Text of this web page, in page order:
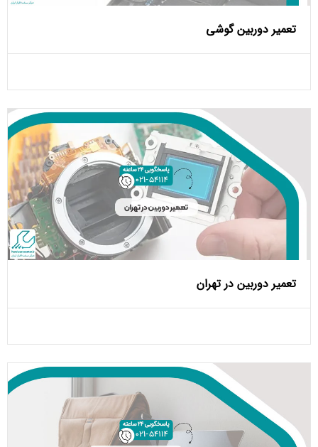
تعمیر دوربین گوشی
تعمیر دوربین در تهران